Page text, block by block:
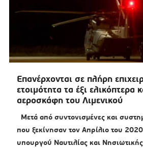
Επανέρχονται σε πλήρη
ετοιμότητα τα έξι ελικόπτερα
αεροσκάφη του Λιμενικού
Μετά από συντονισμένες και
που ξεκίνησαν τον Απρίλιο του
υπουργού Ναυτιλίας και Νησιωτικής